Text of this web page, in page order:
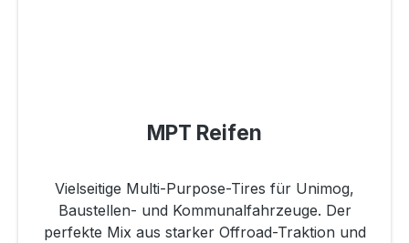
MPT Reifen
Vielseitige Multi-Purpose-Tires für Unimog,
Baustellen- und Kommunalfahrzeuge. Der
perfekte Mix aus starker Offroad-Traktion und